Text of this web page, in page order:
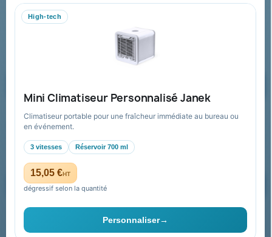
High-tech
Mini Climatiseur Personnalisé Janek
Climatiseur portable pour une fraîcheur immédiate au bureau ou
en événement.
3 vitesses Réservoir 700 ml
15,05 €HT
dégressif selon la quantité
Personnaliser→
WhatsApp
equipe@promenoch-goodies.com
Recevez nos offres spéciales
Vous pouvez vous désinscrire à tout moment. Vous trouverez pour
cela nos informations de contact dans les conditions d'utilisation du
site.